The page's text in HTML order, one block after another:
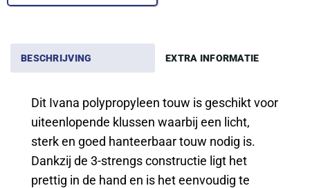
BESCHRIJVING EXTRA INFORMATIE
Dit Ivana polypropyleen touw is geschikt voor
uiteenlopende klussen waarbij een licht,
sterk en goed hanteerbaar touw nodig is.
Dankzij de 3-strengs constructie ligt het
prettig in de hand en is het eenvoudig te